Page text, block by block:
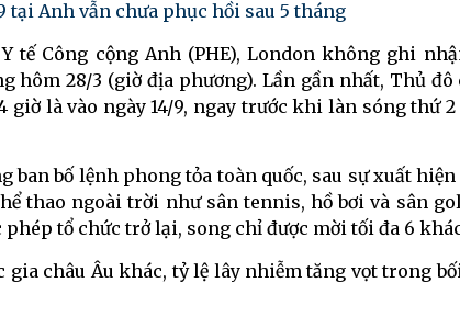
tại Anh vẫn chưa phục hồi sau 5 tháng
tế Công cộng Anh (PHE), London không ghi
hôm 28/3 (giờ địa phương). Lần gần nhất, Thủ
là vào ngày 14/9, ngay trước khi làn sóng thứ 2
ban bố lệnh phong tỏa toàn quốc, sau sự xuất
thao ngoài trời như sân tennis, hồ bơi và sân
tổ chức trở lại, song chỉ được mời tối đa 6
châu Âu khác, tỷ lệ lây nhiễm tăng vọt trong